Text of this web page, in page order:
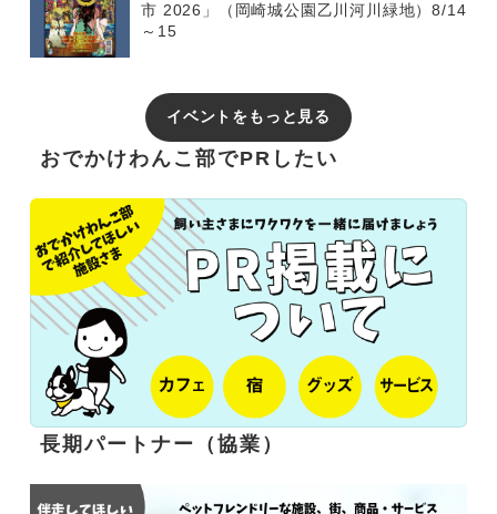
市 2026」（岡崎城公園乙川河川緑地）8/14
～15
イベントをもっと見る
おでかけわんこ部でPRしたい
長期パートナー（協業）